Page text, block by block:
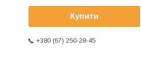
Купити
+380 (67) 250-28-45